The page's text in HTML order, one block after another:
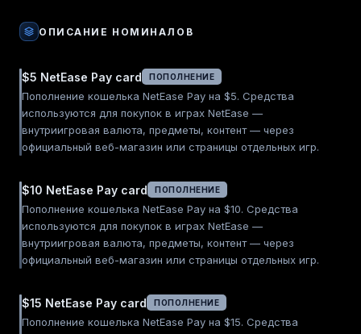
ОПИСАНИЕ НОМИНАЛОВ
$5 NetEase Pay card ПОПОЛНЕНИЕ
Пополнение кошелька NetEase Pay на $5. Средства
используются для покупок в играх NetEase —
внутриигровая валюта, предметы, контент — через
официальный веб-магазин или страницы отдельных игр.
$10 NetEase Pay card ПОПОЛНЕНИЕ
Пополнение кошелька NetEase Pay на $10. Средства
используются для покупок в играх NetEase —
внутриигровая валюта, предметы, контент — через
официальный веб-магазин или страницы отдельных игр.
$15 NetEase Pay card ПОПОЛНЕНИЕ
Пополнение кошелька NetEase Pay на $15. Средства